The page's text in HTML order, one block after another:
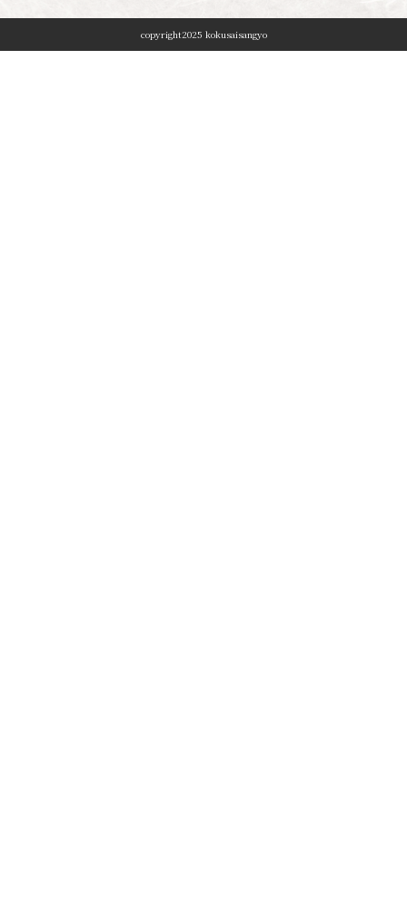
copyright2025 kokusaisangyo